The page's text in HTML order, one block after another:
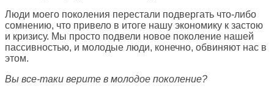
Люди моего поколения перестали подвергать что-либо
сомнению, что привело в итоге нашу экономику к застою
и кризису. Мы просто подвели новое поколение нашей
пассивностью, и молодые люди, конечно, обвиняют нас в
этом.
Вы все-таки верите в молодое поколение?